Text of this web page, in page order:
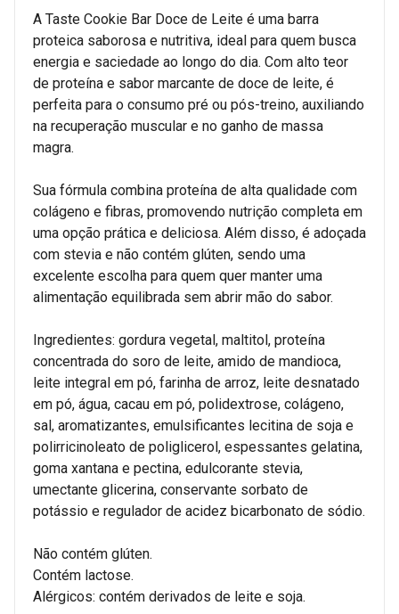
A Taste Cookie Bar Doce de Leite é uma barra
proteica saborosa e nutritiva, ideal para quem busca
energia e saciedade ao longo do dia. Com alto teor
de proteína e sabor marcante de doce de leite, é
perfeita para o consumo pré ou pós-treino, auxiliando
na recuperação muscular e no ganho de massa
magra.
Sua fórmula combina proteína de alta qualidade com
colágeno e fibras, promovendo nutrição completa em
uma opção prática e deliciosa. Além disso, é adoçada
com stevia e não contém glúten, sendo uma
excelente escolha para quem quer manter uma
alimentação equilibrada sem abrir mão do sabor.
Ingredientes: gordura vegetal, maltitol, proteína
concentrada do soro de leite, amido de mandioca,
leite integral em pó, farinha de arroz, leite desnatado
em pó, água, cacau em pó, polidextrose, colágeno,
sal, aromatizantes, emulsificantes lecitina de soja e
polirricinoleato de poliglicerol, espessantes gelatina,
goma xantana e pectina, edulcorante stevia,
umectante glicerina, conservante sorbato de
potássio e regulador de acidez bicarbonato de sódio.
Não contém glúten.
Contém lactose.
Alérgicos: contém derivados de leite e soja.